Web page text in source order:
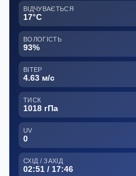
ВІДЧУВАЄТЬСЯ
17°C
ВОЛОГІСТЬ
93%
ВІТЕР
4.63 м/с
ТИСК
1018 гПа
UV
0
СХІД / ЗАХІД
02:51 / 17:46